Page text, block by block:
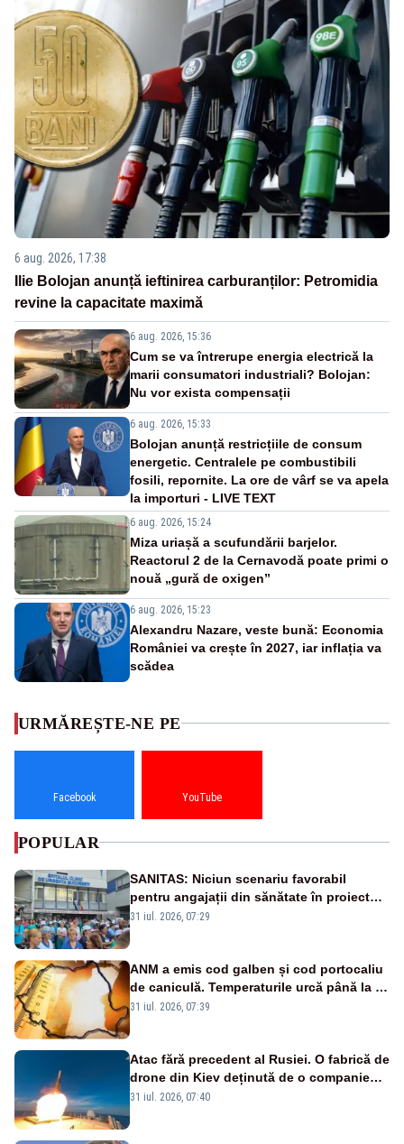
6 aug. 2026, 17:38
Ilie Bolojan anunță ieftinirea carburanților: Petromidia
revine la capacitate maximă
6 aug. 2026, 15:36
Cum se va întrerupe energia electrică la
marii consumatori industriali? Bolojan:
Nu vor exista compensații
6 aug. 2026, 15:33
Bolojan anunță restricțiile de consum
energetic. Centralele pe combustibili
fosili, repornite. La ore de vârf se va apela
la importuri - LIVE TEXT
6 aug. 2026, 15:24
Miza uriașă a scufundării barjelor.
Reactorul 2 de la Cernavodă poate primi o
nouă „gură de oxigen”
6 aug. 2026, 15:23
Alexandru Nazare, veste bună: Economia
României va crește în 2027, iar inflația va
scădea
URMĂREȘTE-NE PE
Facebook YouTube
POPULAR
SANITAS: Niciun scenariu favorabil
pentru angajații din sănătate în proiectul
Legii salarizării
31 iul. 2026, 07:29
ANM a emis cod galben și cod portocaliu
de caniculă. Temperaturile urcă până la 38
de grade, iar nopțile devin tropicale
31 iul. 2026, 07:39
Atac fără precedent al Rusiei. O fabrică de
drone din Kiev deținută de o companie
americană, distrusă de o rachetă
31 iul. 2026, 07:40